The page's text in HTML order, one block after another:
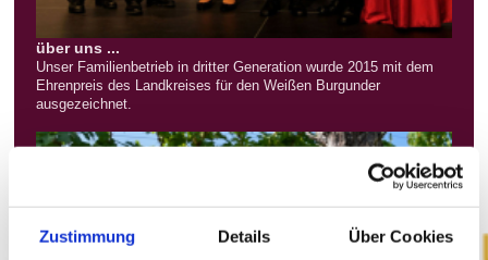
Zustimmung Details Über Cookies
über uns ...
Unser Familienbetrieb in dritter Generation wurde 2015 mit dem
Ehrenpreis des Landkreises für den Weißen Burgunder
ausgezeichnet.